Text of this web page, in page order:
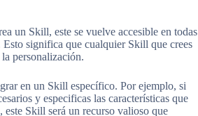
un Skill, este se vuelve accesible en todas
significa que cualquier Skill que crees
personalización.
en un Skill específico. Por ejemplo, si
y especificas las características que
este Skill será un recurso valioso que